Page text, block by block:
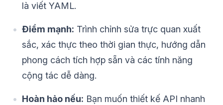
là viết YAML.
Điểm mạnh: Trình chỉnh sửa trực quan xuất
sắc, xác thực theo thời gian thực, hướng dẫn
phong cách tích hợp sẵn và các tính năng
cộng tác dễ dàng.
Hoàn hảo nếu: Bạn muốn thiết kế API nhanh